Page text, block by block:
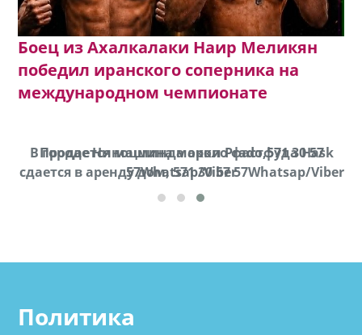
Боец из Ахалкалаки Наир Меликян
победил иранского соперника на
международном чемпионате
В городе Ниноцминда около фастфуда Hask
cдается в аренду дом, 571 30 57 57Whatsap/Viber
Продается машина марки Prado,571 30 57
57Whatsap/Viber
Политика